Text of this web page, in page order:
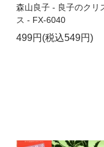
森山良子 - 良子のクリ
ス - FX-6040
499円(税込549円)